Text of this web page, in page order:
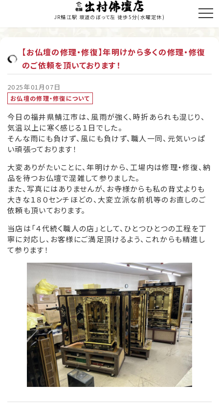
JR鯖江駅 坂道のぼって左 徒歩5分(水曜定休)
トップページ
商品のご紹介
寺院施工
当店の歩み
職人紹介
新着情報・納入履歴
リンク集
お役立ち情報
【お仏壇の修理・修復】年明けから多くの修理・修復
のご依頼を頂いております！
2025年01月07日
お仏壇の修理・修復について
今日の福井県鯖江市は、風雨が強く、時折あられも混じり、
気温以上に寒く感じる１日でした。
そんな雨にも負けず、風にも負けず、職人一同、元気いっぱ
い頑張っております！
大変ありがたいことに、年明けから、工場内は修理・修復、納
品を待つお仏壇で混雑して参りました。
また、写真にはありませんが、お寺様からも私の背丈よりも
大きな１８０センチほどの、大変立派な前机等のお直しのご
依頼も頂いております。
当店は「４代続く職人の店」として、ひとつひとつの工程を丁
寧に対応し、お客様にご満足頂けるよう、これからも精進し
て参ります！